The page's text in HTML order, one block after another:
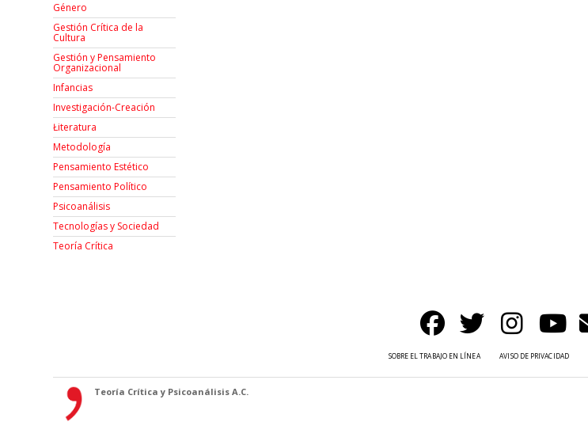
Género
Gestión Crítica de la
Cultura
Gestión y Pensamiento
Organizacional
Infancias
Investigación-Creación
Łiteratura
Metodología
Pensamiento Estético
Pensamiento Político
Psicoanálisis
Tecnologías y Sociedad
Teoría Crítica
SOBRE EL TRABAJO EN LÍNEA AVISO DE PRIVACIDAD
Teoría Crítica y Psicoanálisis A.C.